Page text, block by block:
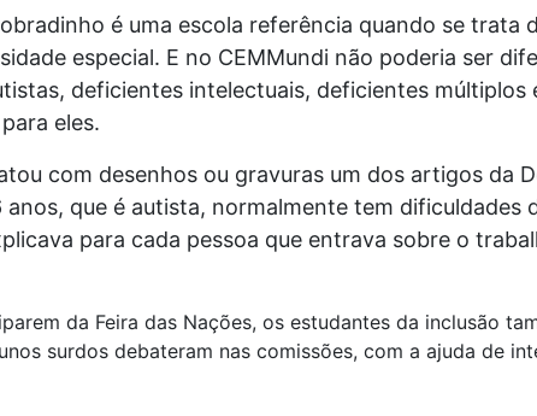
é uma escola referência quando se trata
especial. E no CEMMundi não poderia ser
deficientes intelectuais, deficientes
eles.
com desenhos ou gravuras um dos artigos da
anos, que é autista, normalmente tem dificuldades
para cada pessoa que entrava sobre o
da Feira das Nações, os estudantes da inclusão
surdos debateram nas comissões, com a ajuda de